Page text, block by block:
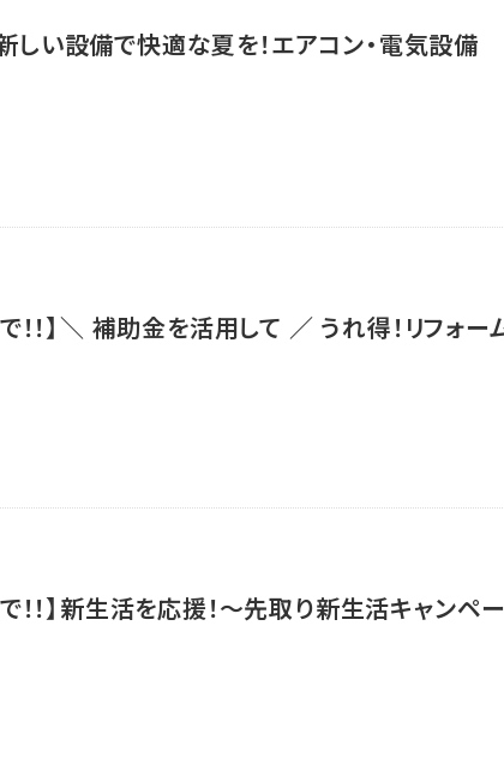
しい設備で快適な夏を！エアコン・電気設備
！！】＼ 補助金を活用して ／ うれ得！リフォ
！！】新生活を応援！～先取り新生活キャンペ